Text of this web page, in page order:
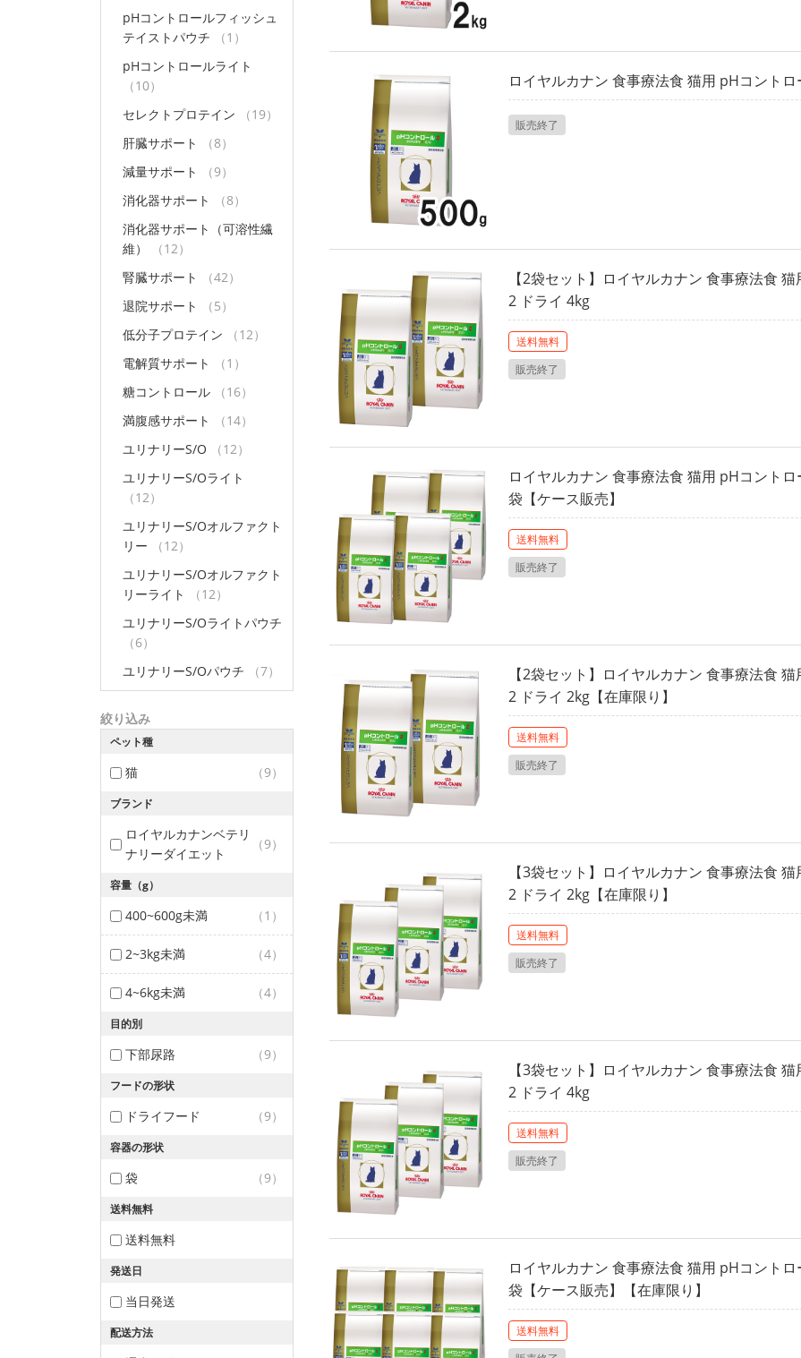
pHコントロールフィッシュ
テイストパウチ
（1）
pHコントロールライト
（10）
セレクトプロテイン
（19）
肝臓サポート
（8）
減量サポート
（9）
消化器サポート
（8）
消化器サポート（可溶性繊
維）
（12）
腎臓サポート
（42）
退院サポート
（5）
低分子プロテイン
（12）
電解質サポート
（1）
糖コントロール
（16）
満腹感サポート
（14）
ユリナリーS/O
（12）
ユリナリーS/Oライト
（12）
ユリナリーS/Oオルファクト
リー
（12）
ユリナリーS/Oオルファクト
リーライト
（12）
ユリナリーS/Oライトパウチ
（6）
ユリナリーS/Oパウチ
（7）
絞り込み
ペット種
猫 （9）
ブランド
ロイヤルカナンベテリ
ナリーダイエット
（9）
容量（g）
400~600g未満 （1）
2~3kg未満 （4）
4~6kg未満 （4）
目的別
下部尿路 （9）
フードの形状
ドライフード （9）
容器の形状
袋 （9）
送料無料
送料無料
発送日
当日発送
配送方法
ロイヤルカナン 食事療法食 猫用 pHコント
販売終了
【2袋セット】ロイヤルカナン 食事療法食
2 ドライ 4kg
送料無料
販売終了
ロイヤルカナン 食事療法食 猫用 pHコント
袋【ケース販売】
送料無料
販売終了
【2袋セット】ロイヤルカナン 食事療法食
2 ドライ 2kg【在庫限り】
送料無料
販売終了
【3袋セット】ロイヤルカナン 食事療法食
2 ドライ 2kg【在庫限り】
送料無料
販売終了
【3袋セット】ロイヤルカナン 食事療法食
2 ドライ 4kg
送料無料
販売終了
ロイヤルカナン 食事療法食 猫用 pHコント
袋【ケース販売】【在庫限り】
送料無料